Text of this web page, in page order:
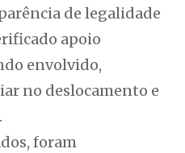
de legalidade
apoio
envolvido,
no deslocamento e
foram